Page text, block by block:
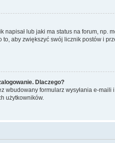
lub jaki ma status na forum,
aby zwiększyć swój licznik postów i
Dlaczego?
formularz wysyłania e-
użytkowników.